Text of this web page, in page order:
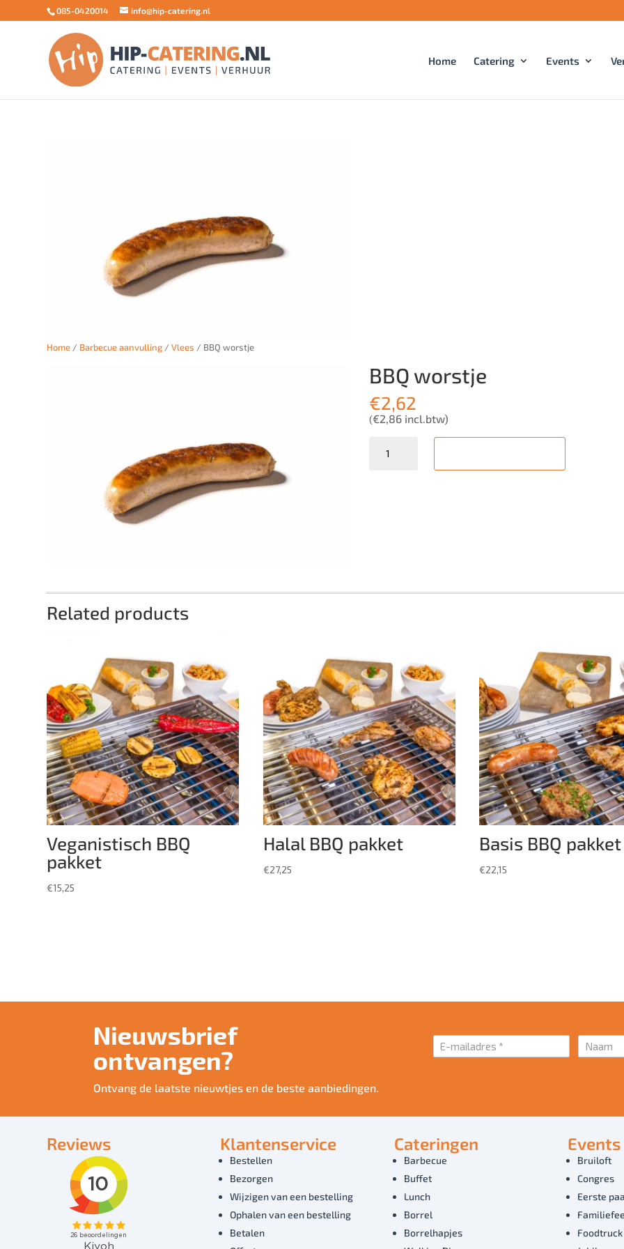
085-0420014 info@hip-catering.nl
Home Catering Events
Home / Barbecue aanvulling /Vlees / BBQ worstje
BBQ worstje
€2,62
(€2,86incl.btw)
Related products
Veganistisch BBQ
pakket
€15,25
Halal BBQ pakket
€27,25
Basis BBQ pakket
€22,15
Nieuwsbrief
ontvangen?
Ontvang de laatste nieuwtjes en de beste aanbiedingen.
Reviews Klantenservice
Bestellen
Bezorgen
Wijzigen van een bestelling
Ophalen van een bestelling
Betalen
Cateringen
Barbecue
Buffet
Lunch
Borrel
Borrelhapjes
Events
Bruiloft
Congres
Eerste
Foodtruck